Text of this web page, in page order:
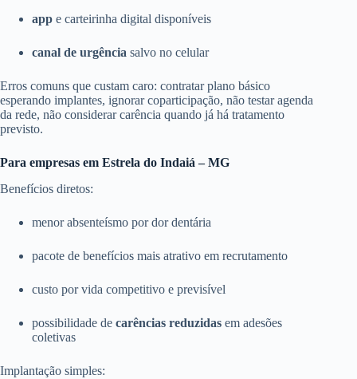
app e carteirinha digital disponíveis
canal de urgência salvo no celular
Erros comuns que custam caro: contratar plano básico
esperando implantes, ignorar coparticipação, não testar agenda
da rede, não considerar carência quando já há tratamento
previsto.
Para empresas em Estrela do Indaiá – MG
Benefícios diretos:
menor absenteísmo por dor dentária
pacote de benefícios mais atrativo em recrutamento
custo por vida competitivo e previsível
possibilidade de carências reduzidas em adesões
coletivas
Implantação simples: